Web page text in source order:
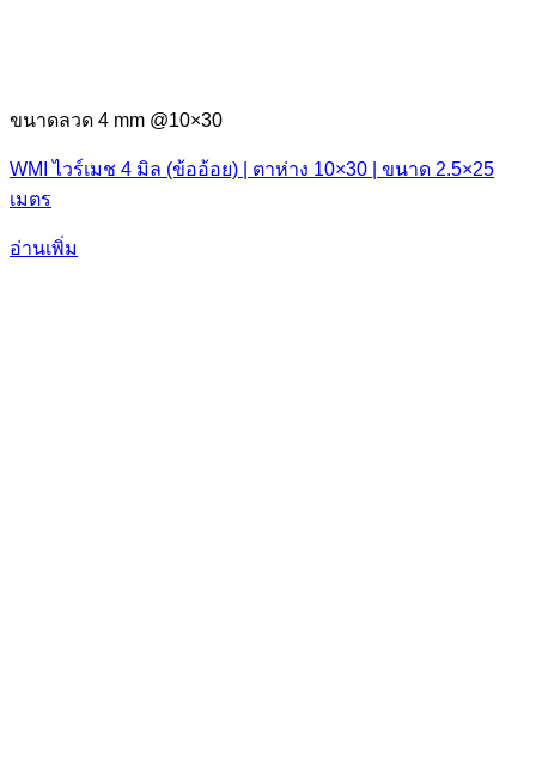
ขนาดลวด 4 mm @10×30
WMI ไวร์เมช 4 มิล (ข้ออ้อย) | ตาห่าง 10×30 | ขนาด 2.5×25
เมตร
อ่านเพิ่ม